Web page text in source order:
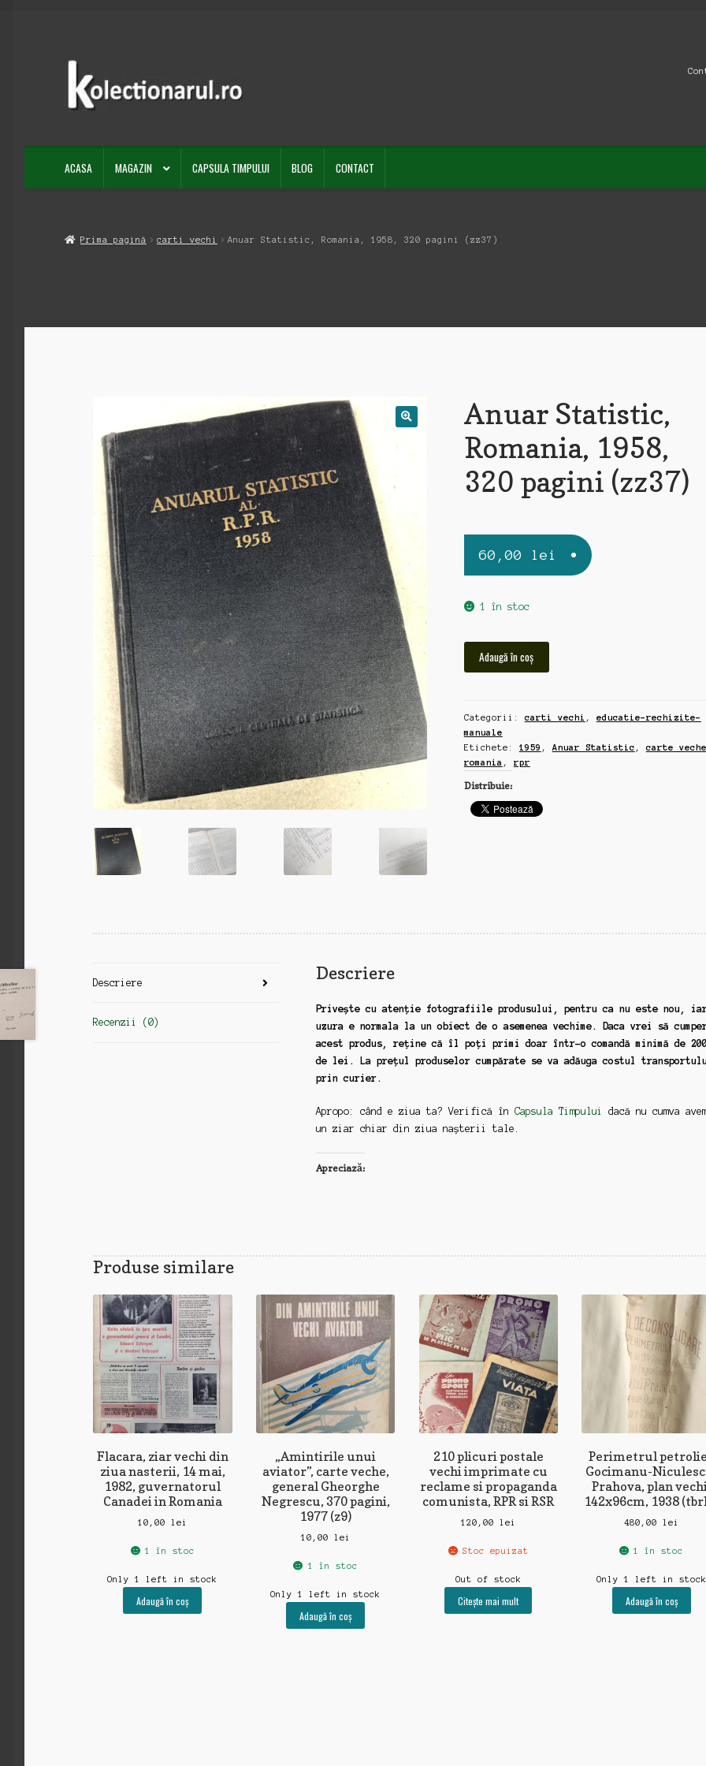
Sari
navigare
Sari
conținut
ACASA MAGAZIN CAPSULA TIMPULUI BLOG CONTACT
Prima pagină carti vechi Anuar Statistic, Romania, 1958, 320 pagini (zz37)
Anuar Statistic,
Romania, 1958,
320 pagini (zz37)
60,00 lei
1 în stoc
1958,
320
pagini
(zz37)
Adaugă în coș
Categorii:carti vechi , educatie-rechizite-
manuale
Etichete: 1959 ,Anuar Statistic ,carte veche
romania , rpr
Distribuie:
Descriere
Recenzii (0)
Descriere
Privește cu atenție fotografiile produsului, pentru ca nu este nou,
uzura e normala la un obiect de o asemenea vechime. Daca vrei să
acest produs, reține că îl poți primi doar într-o comandă minimă de
de lei. La prețul produselor cumpărate se va adăuga costul
prin curier.
Apropo: când e ziua ta? Verifică în Capsula Timpului
dacă nu cumva
un ziar chiar din ziua nașterii tale.
Apreciază:
Produse similare
Flacara, ziar vechi din
ziua nasterii, 14 mai,
1982, guvernatorul
Canadei in Romania
10,00 lei
1 în stoc
Only 1 left in stock
Adaugă în coș
„Amintirile unui
aviator”, carte veche,
general Gheorghe
Negrescu, 370 pagini,
1977 (z9)
10,00 lei
1 în stoc
Only 1 left in stock
Adaugă în coș
210 plicuri postale
vechi imprimate cu
reclame si propaganda
comunista, RPR si RSR
120,00 lei
Stoc epuizat
Out of stock
Citește mai mult
Perimetrul
Gocimanu-
Prahova, plan
142x96cm, 1938
480,00 lei
1 în stoc
Only 1 left in stock
Adaugă în coș